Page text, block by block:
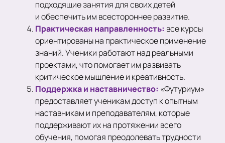
подходящие занятия для своих детей
и обеспечить им всестороннее развитие.
Практическая направленность: все курсы
ориентированы на практическое применение
знаний. Ученики работают над реальными
проектами, что помогает им развивать
критическое мышление и креативность.
Поддержка и наставничество: «Футуриум»
предоставляет ученикам доступ к опытным
наставникам и преподавателям, которые
поддерживают их на протяжении всего
обучения, помогая преодолевать трудности